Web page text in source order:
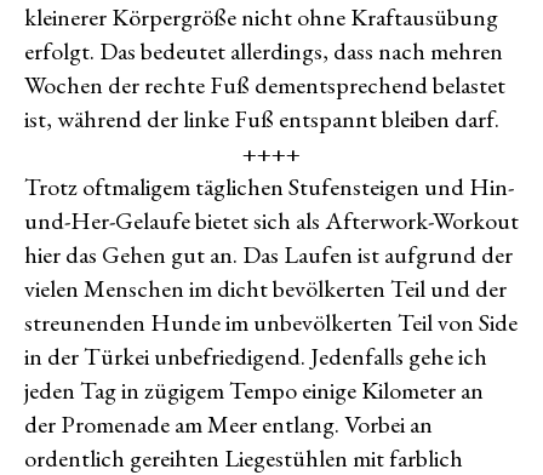
kleinerer Körpergröße nicht ohne Kraftausübung
erfolgt. Das bedeutet allerdings, dass nach mehren
Wochen der rechte Fuß dementsprechend belastet
ist, während der linke Fuß entspannt bleiben darf.
++++
Trotz oftmaligem täglichen Stufensteigen und Hin-
und-Her-Gelaufe bietet sich als Afterwork-Workout
hier das Gehen gut an. Das Laufen ist aufgrund der
vielen Menschen im dicht bevölkerten Teil und der
streunenden Hunde im unbevölkerten Teil von Side
in der Türkei unbefriedigend. Jedenfalls gehe ich
jeden Tag in zügigem Tempo einige Kilometer an
der Promenade am Meer entlang. Vorbei an
ordentlich gereihten Liegestühlen mit farblich